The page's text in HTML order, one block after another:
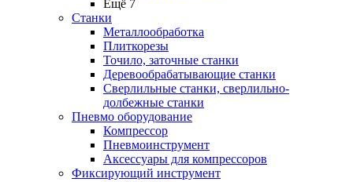
Ещё 7
Станки
Металлообработка
Плиткорезы
Точило, заточные станки
Деревообрабатывающие станки
Сверлильные станки, сверлильно-
долбежные станки
Пневмо оборудование
Компрессор
Пневмоинструмент
Аксессуары для компрессоров
Фиксирующий инструмент